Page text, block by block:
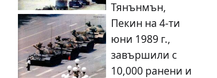
Тянънмън,
Пекин на 4-ти
юни 1989 г.,
завършили с
10,000 ранени и